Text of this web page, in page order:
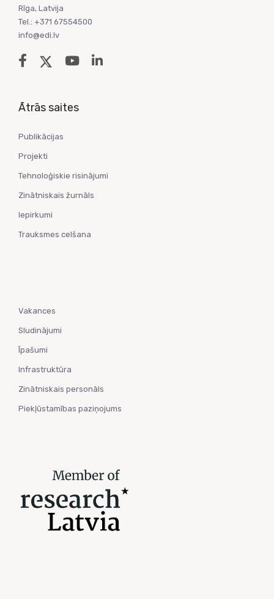
Rīga, Latvija
Tel.: +371 67554500
info@edi.lv
Ātrās saites
Publikācijas
Projekti
Tehnoloģiskie risinājumi
Zinātniskais žurnāls
Iepirkumi
Trauksmes celšana
Vakances
Sludinājumi
Īpašumi
Infrastruktūra
Zinātniskais personāls
Piekļūstamības paziņojums